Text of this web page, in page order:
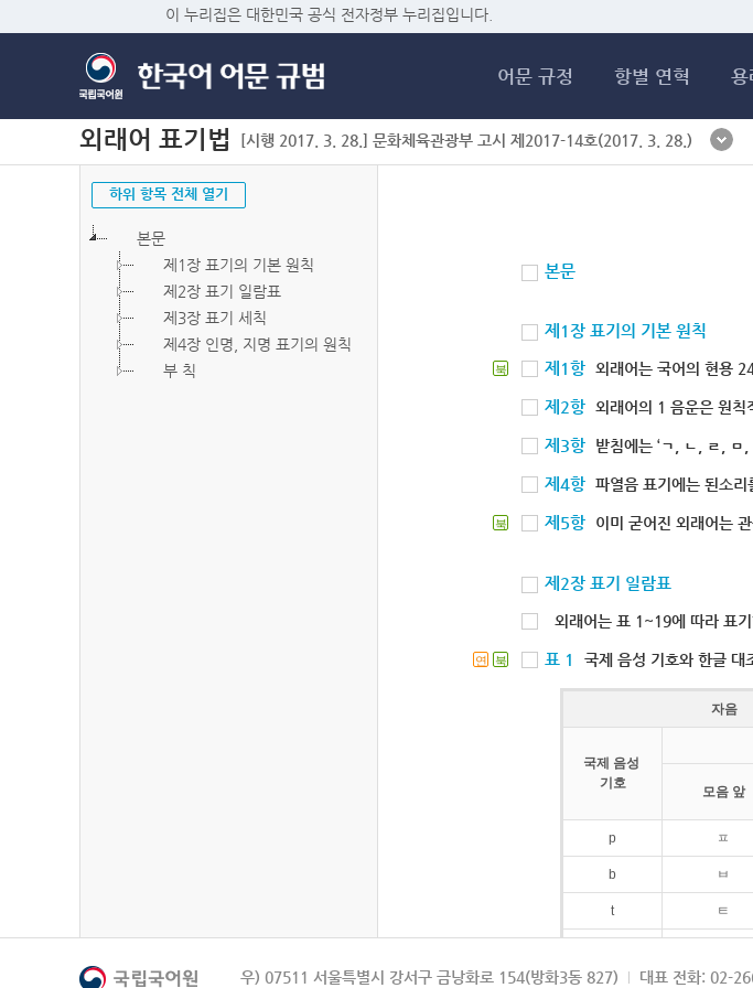
이 누리집은 대한민국 공식 전자정부 누리집입니다.
어문 규정 항별 연혁 용
외래어 표기법 [시행 2017. 3. 28.] 문화체육관광부 고시 제2017-14호(2017. 3. 28.)
하위 항목 전체 열기
본문
제1장 표기의 기본 원칙
제2장 표기 일람표
제3장 표기 세칙
제4장 인명, 지명 표기의 원칙
부 칙
본문
제1장 표기의 기본 원칙
북 제1항 외래어는 국어의 현용
제2항 외래어의 1 음운은 원칙
제3항 받침에는 ‘ㄱ, ㄴ, ㄹ, ㅁ,
제4항 파열음 표기에는 된소리
북 제5항 이미 굳어진 외래어는
제2장 표기 일람표
외래어는 표 1~19에 따라 표기
연 북 표 1 국제 음성 기호와 한글 대
자음
국제 음성
기호
모음 앞
p ㅍ
b ㅂ
t ㅌ
k ㅋ
우) 07511 서울특별시 강서구 금낭화로 154(방화3동 827) 대표 전화: 02-